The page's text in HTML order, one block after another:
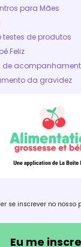
para Mães
testes de produtos
Feliz
de
da gravidez
se inscrever no nosso
Eu me